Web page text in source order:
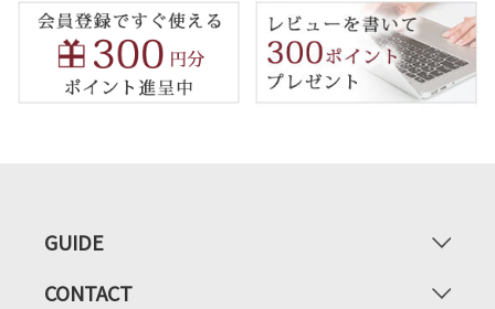
GUIDE
CONTACT